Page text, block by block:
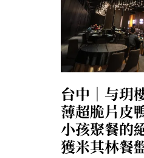
台中｜与玥
薄超脆片皮
小孩聚餐的
獲米其林餐